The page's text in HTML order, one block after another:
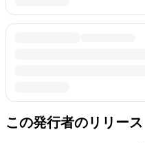
この発行者のリリース